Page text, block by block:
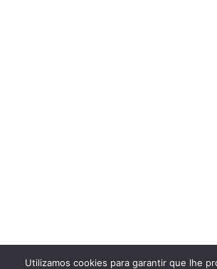
Utilizamos cookies para garantir que lhe